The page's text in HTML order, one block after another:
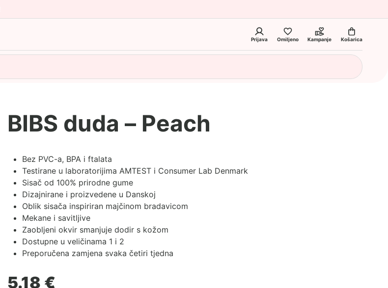
Prijava Omiljeno Kampanje Košarica
BIBS duda – Peach
Bez PVC-a, BPA i ftalata
Testirane u laboratorijima AMTEST i Consumer Lab Denmark
Sisač od 100% prirodne gume
Dizajnirane i proizvedene u Danskoj
Oblik sisača inspiriran majčinom bradavicom
Mekane i savitljive
Zaobljeni okvir smanjuje dodir s kožom
Dostupne u veličinama 1 i 2
Preporučena zamjena svaka četiri tjedna
5.18 €